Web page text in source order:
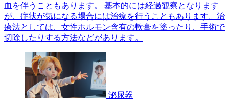
血を伴うこともあります。 基本的には経過観察となります
が、症状が気になる場合には治療を行うこともあります。治
療法としては、女性ホルモン含有の軟膏を塗ったり、手術で
切除したりする方法などがあります。
泌尿器